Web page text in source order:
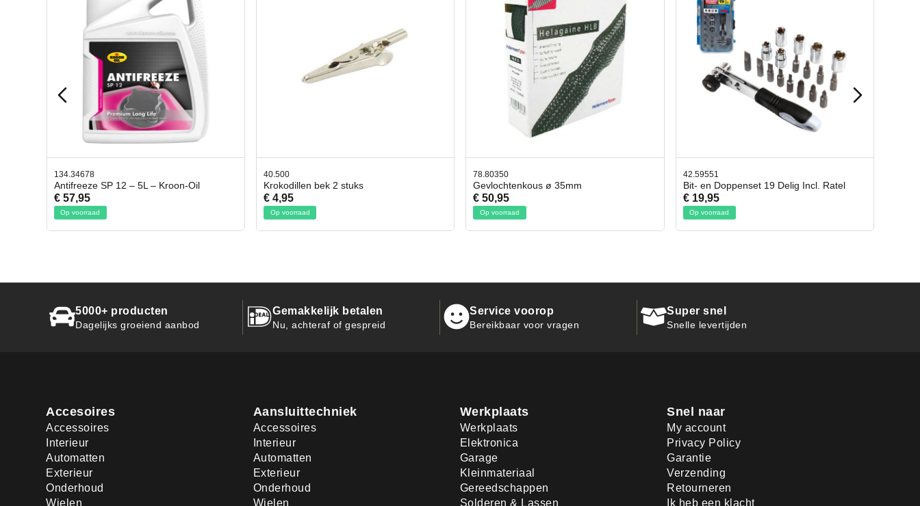
40.500
Krokodillen bek 2 stuks
€ 4,95
Op voorraad
78.80350
Gevlochtenkous ø 35mm
€ 50,95
Op voorraad
42.59551
Bit- en Doppenset 19 Delig Incl. Ratel
€ 19,95
Op voorraad
42.65998
Afbreekmes 2 stuks
€ 10,95
Op voorraad
5000+ producten
Dagelijks groeiend aanbod
Gemakkelijk betalen
Nu, achteraf of gespreid
Service voorop
Bereikbaar voor vragen
Super snel
Snelle levertijden
Accesoires
Accessoires
Interieur
Automatten
Exterieur
Onderhoud
Wielen
Aansluittechniek
Accessoires
Interieur
Automatten
Exterieur
Onderhoud
Wielen
Werkplaats
Werkplaats
Elektronica
Garage
Kleinmateriaal
Gereedschappen
Solderen & Lassen
Snel naar
My account
Privacy Policy
Garantie
Verzending
Retourneren
Ik heb een klacht